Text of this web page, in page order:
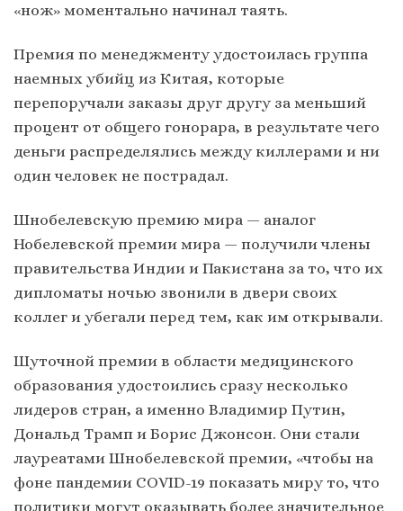
«нож» моментально начинал таять.
Премия по менеджменту удостоилась группа
наемных убийц из Китая, которые
перепоручали заказы друг другу за меньший
процент от общего гонорара, в результате чего
деньги распределялись между киллерами и ни
один человек не пострадал.
Шнобелевскую премию мира — аналог
Нобелевской премии мира — получили члены
правительства Индии и Пакистана за то, что их
дипломаты ночью звонили в двери своих
коллег и убегали перед тем, как им открывали.
Шуточной премии в области медицинского
образования удостоились сразу несколько
лидеров стран, а именно Владимир Путин,
Дональд Трамп и Борис Джонсон. Они стали
лауреатами Шнобелевской премии, «чтобы на
фоне пандемии COVID-19 показать миру то, что
политики могут оказывать более значительное